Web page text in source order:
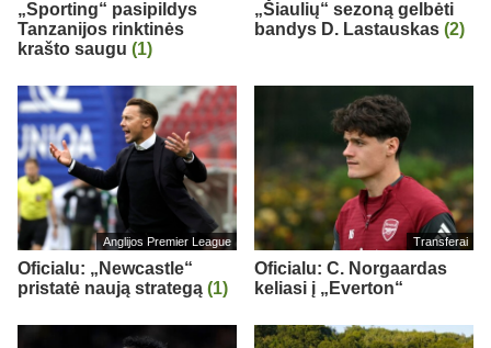
„Sporting“ pasipildys
Tanzanijos rinktinės
krašto saugu (1)
„Šiaulių“ sezoną gelbėti
bandys D. Lastauskas (2)
Anglijos Premier League
Oficialu: „Newcastle“
pristatė naują strategą (1)
Transferai
Oficialu: C. Norgaardas
keliasi į „Everton“